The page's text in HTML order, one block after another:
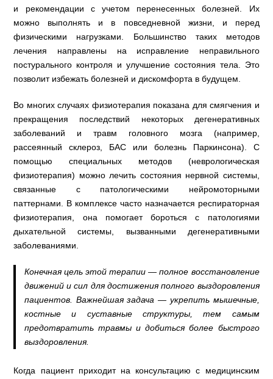
и рекомендации с учетом перенесенных болезней. Их
можно выполнять и в повседневной жизни, и перед
физическими нагрузками. Большинство таких методов
лечения направлены на исправление неправильного
постурального контроля и улучшение состояния тела. Это
позволит избежать болезней и дискомфорта в будущем.
Во многих случаях физиотерапия показана для смягчения и
прекращения последствий некоторых дегенеративных
заболеваний и травм головного мозга (например,
рассеянный склероз, БАС или болезнь Паркинсона). С
помощью специальных методов (неврологическая
физиотерапия) можно лечить состояния нервной системы,
связанные с патологическими нейромоторными
паттернами. В комплексе часто назначается респираторная
физиотерапия, она помогает бороться с патологиями
дыхательной системы, вызванными дегенеративными
заболеваниями.
Конечная цель этой терапии — полное восстановление
движений и сил для достижения полного выздоровления
пациентов. Важнейшая задача — укрепить мышечные,
костные и суставные структуры, тем самым
предотвратить травмы и добиться более быстрого
выздоровления.
Когда пациент приходит на консультацию с медицинским